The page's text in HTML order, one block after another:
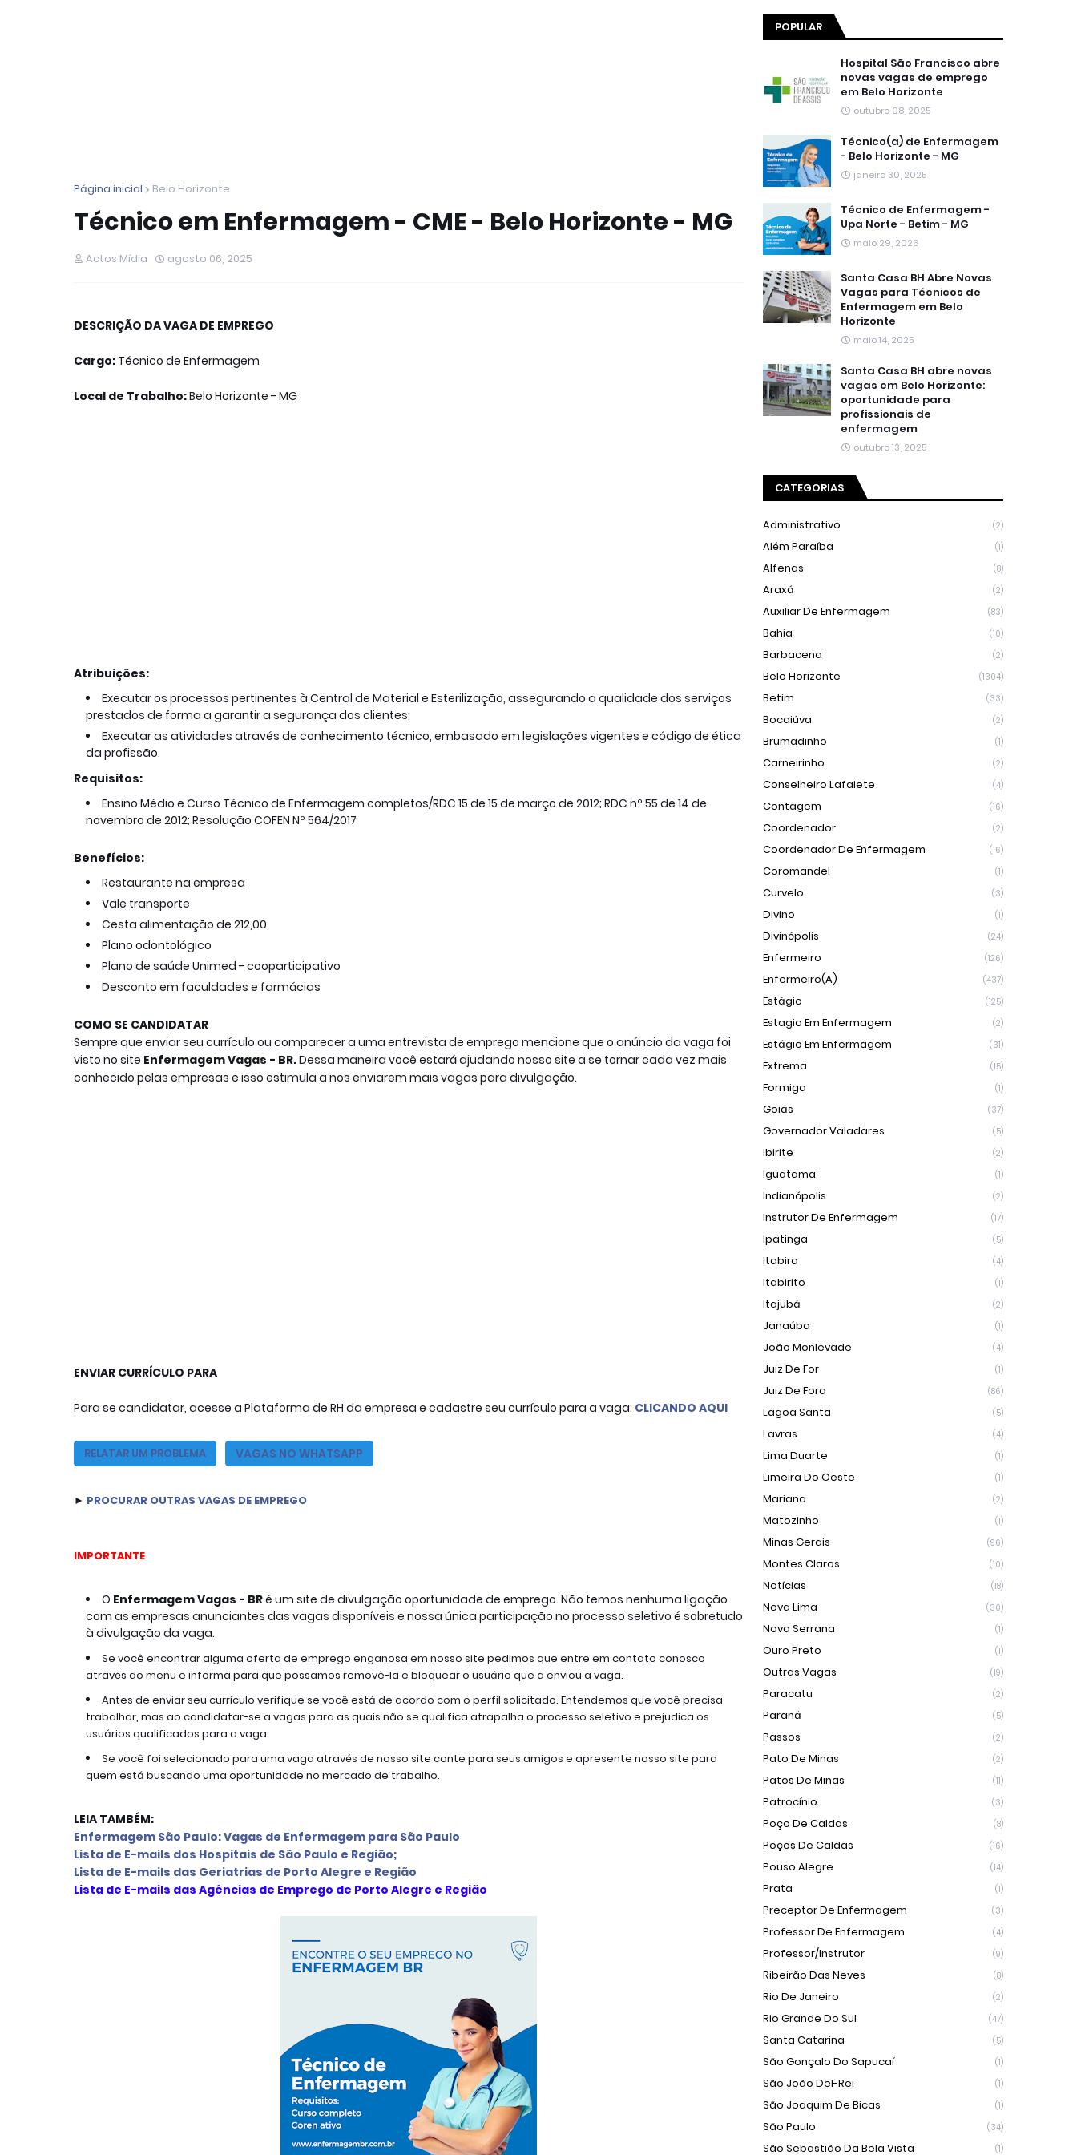
Página inicial Belo Horizonte
Técnico em Enfermagem - CME - Belo Horizonte - MG
Actos Mídia agosto 06, 2025
DESCRIÇÃO DA VAGA DE EMPREGO
Cargo: Técnico de Enfermagem
Local de Trabalho:Belo Horizonte - MG
Atribuições:
Executar os processos pertinentes à Central de Material e Esterilização, assegurando a qualidade dos serviços
prestados de forma a garantir a segurança dos clientes;
Executar as atividades através de conhecimento técnico, embasado em legislações vigentes e código de ética
da profissão.
Requisitos:
Ensino Médio e Curso Técnico de Enfermagem completos/RDC 15 de 15 de março de 2012; RDC nº 55 de 14 de
novembro de 2012; Resolução COFEN Nº 564/2017
Benefícios:
Restaurante na empresa
Vale transporte
Cesta alimentação de 212,00
Plano odontológico
Plano de saúde Unimed - cooparticipativo
Desconto em faculdades e farmácias
COMO SE CANDIDATAR
Sempre que enviar seu currículo ou comparecer a uma entrevista de emprego mencione que o anúncio da vaga foi
visto no site Enfermagem Vagas - BR.Dessa maneira você estará ajudando nosso site a se tornar cada vez mais
conhecido pelas empresas e isso estimula a nos enviarem mais vagas para divulgação.
ENVIAR CURRÍCULO PARA
Para se candidatar, acesse a Plataforma de RH da empresa e cadastre seu currículo para a vaga: CLICANDO AQUI
RELATAR UM PROBLEMA VAGAS NO WHATSAPP
► PROCURAR OUTRAS VAGAS DE EMPREGO
IMPORTANTE
O Enfermagem Vagas - BR é um site de divulgação oportunidade de emprego. Não temos nenhuma ligação
com as empresas anunciantes das vagas disponíveis e nossa única participação no processo seletivo é sobretudo
à divulgação da vaga.
Se você encontrar alguma oferta de emprego enganosa em nosso site pedimos que entre em contato conosco
através do menu e informa para que possamos removê-la e bloquear o usuário que a enviou a vaga.
Antes de enviar seu currículo verifique se você está de acordo com o perfil solicitado. Entendemos que você precisa
trabalhar, mas ao candidatar-se a vagas para as quais não se qualifica atrapalha o processo seletivo e prejudica os
usuários qualificados para a vaga.
Se você foi selecionado para uma vaga através de nosso site conte para seus amigos e apresente nosso site para
quem está buscando uma oportunidade no mercado de trabalho.
LEIA TAMBÉM:
Enfermagem São Paulo: Vagas de Enfermagem para São Paulo
Lista de E-mails dos Hospitais de São Paulo e Região;
Lista de E-mails das Geriatrias de Porto Alegre e Região
Lista de E-mails das Agências de Emprego de Porto Alegre e Região
POPULAR
Hospital São Francisco abre
novas vagas de emprego
em Belo Horizonte
outubro 08, 2025
Técnico(a) de Enfermagem
- Belo Horizonte - MG
janeiro 30, 2025
Técnico de Enfermagem -
Upa Norte - Betim - MG
maio 29, 2026
Santa Casa BH Abre Novas
Vagas para Técnicos de
Enfermagem em Belo
Horizonte
maio 14, 2025
Santa Casa BH abre novas
vagas em Belo Horizonte:
oportunidade para
profissionais de
enfermagem
outubro 13, 2025
CATEGORIAS
Administrativo (2)
Além Paraíba (1)
Alfenas (8)
Araxá (2)
Auxiliar De Enfermagem (83)
Bahia (10)
Barbacena (2)
Belo Horizonte (1304)
Betim (33)
Bocaiúva (2)
Brumadinho (1)
Carneirinho (2)
Conselheiro Lafaiete (4)
Contagem (16)
Coordenador (2)
Coordenador De Enfermagem (16)
Coromandel (1)
Curvelo (3)
Divino (1)
Divinópolis (24)
Enfermeiro (126)
Enfermeiro(a) (437)
Estágio (125)
Estagio Em Enfermagem (2)
Estágio Em Enfermagem (31)
Extrema (15)
Formiga (1)
Goiás (37)
Governador Valadares (5)
Ibirite (2)
Iguatama (1)
Indianópolis (2)
Instrutor De Enfermagem (17)
Ipatinga (5)
Itabira (4)
Itabirito (1)
Itajubá (2)
Janaúba (1)
João Monlevade (4)
Juiz De For (1)
Juiz De Fora (86)
Lagoa Santa (5)
Lavras (4)
Lima Duarte (1)
Limeira Do Oeste (1)
Mariana (2)
Matozinho (1)
Minas Gerais (96)
Montes Claros (10)
Notícias (18)
Nova Lima (30)
Nova Serrana (1)
Ouro Preto (1)
Outras Vagas (19)
Paracatu (2)
Paraná (5)
Passos (2)
Pato De Minas (2)
Patos De Minas (11)
Patrocínio (3)
Poço De Caldas (8)
Poços De Caldas (16)
Pouso Alegre (14)
Prata (1)
Preceptor De Enfermagem (3)
Professor De Enfermagem (4)
Professor/Instrutor (9)
Ribeirão Das Neves (8)
Rio De Janeiro (2)
Rio Grande Do Sul (47)
Santa Catarina (5)
São Gonçalo Do Sapucaí (1)
São João Del-Rei (1)
São Joaquim De Bicas (1)
São Paulo (34)
São Sebastião Da Bela Vista (1)